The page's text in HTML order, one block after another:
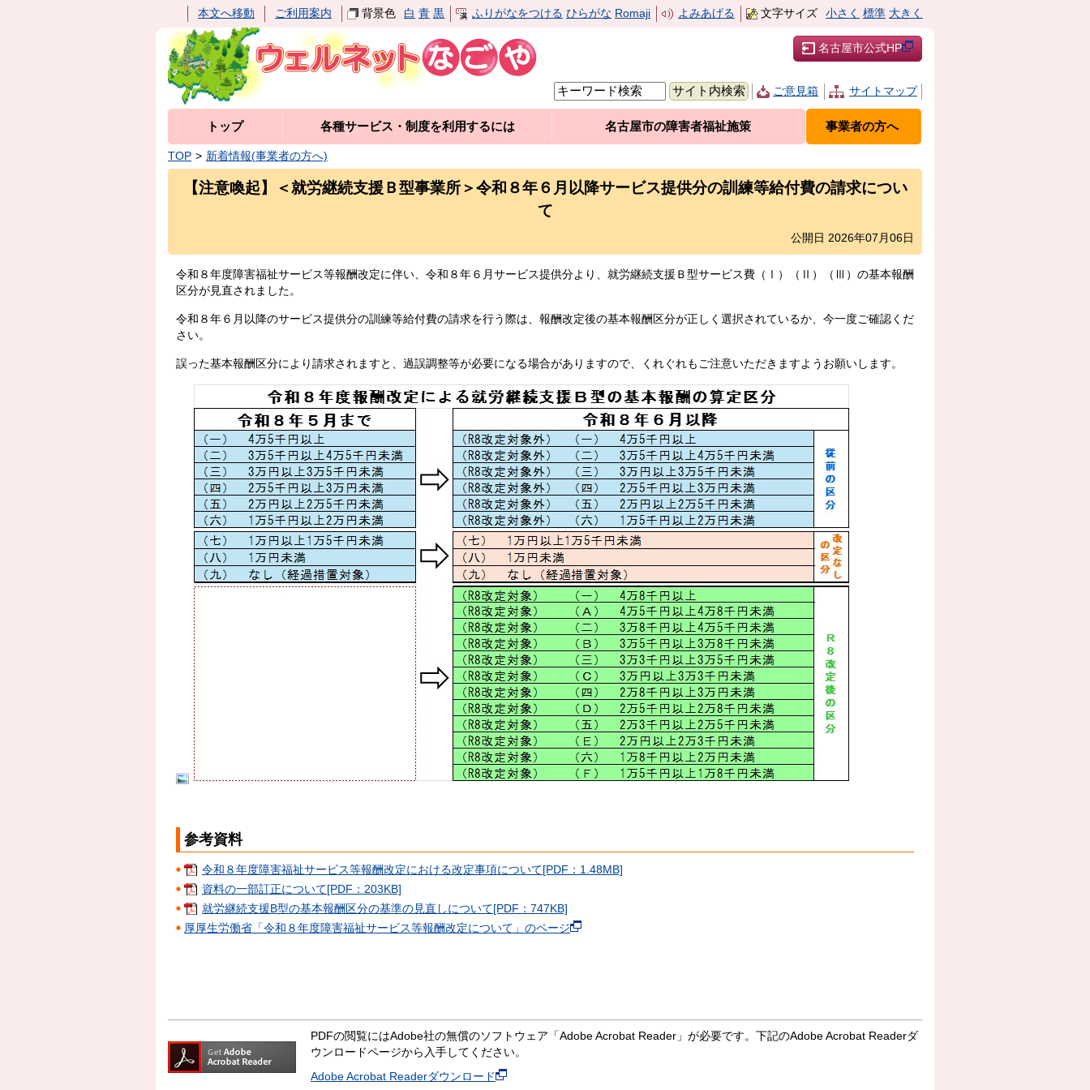
本文へ移動 ご利用案内 背景色 白 青 黒 ふりがなをつける ひらがな Romaji よみあげる 文字サイズ 小さく 標準 大きく
名古屋市公式HP
ご意見箱 サイトマップ
トップ 各種サービス・制度を利用するには 名古屋市の障害者福祉施策 事業者の方へ
TOP 新着情報(事業者の方へ)
【注意喚起】＜就労継続支援Ｂ型事業所＞令和８年６月以降サービス提供分の訓練等給付費の請求につい
て
公開日 2026年07月06日
令和８年度障害福祉サービス等報酬改定に伴い、令和８年６月サービス提供分より、就労継続支援Ｂ型サービス費（Ⅰ）（Ⅱ）（Ⅲ）の基本報酬
区分が見直されました。
令和８年６月以降のサービス提供分の訓練等給付費の請求を行う際は、報酬改定後の基本報酬区分が正しく選択されているか、今一度ご確認くだ
さい。
誤った基本報酬区分により請求されますと、過誤調整等が必要になる場合がありますので、くれぐれもご注意いただきますようお願いします。
参考資料
令和８年度障害福祉サービス等報酬改定における改定事項について[PDF：1.48MB]
資料の一部訂正について[PDF：203KB]
就労継続支援B型の基本報酬区分の基準の見直しについて[PDF：747KB]
厚厚生労働省「令和８年度障害福祉サービス等報酬改定について」のページ
PDFの閲覧にはAdobe社の無償のソフトウェア「Adobe Acrobat Reader」が必要です。下記のAdobe Acrobat Readerダ
ウンロードページから入手してください。
Adobe Acrobat Readerダウンロード